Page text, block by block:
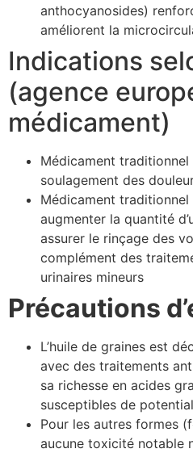
anthocyanosides)
améliorent la
Indications
(agence
médicament)
Médicament
soulagement des
Médicament
augmenter la quantité
assurer le rinçage des
complément des
urinaires mineurs
Précautions
L’huile de graines est
avec des traitements
sa richesse en acides
susceptibles de
Pour les autres formes
aucune toxicité notable